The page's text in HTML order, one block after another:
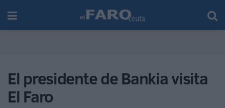
El presidente de Bankia visita
El Faro